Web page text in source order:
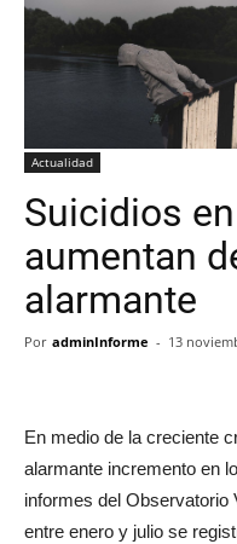
Actualidad
Suicidios
aumentan
alarmante
Por adminInforme - 13
En medio de la creciente
alarmante incremento en
informes del Observatorio
entre enero y julio se